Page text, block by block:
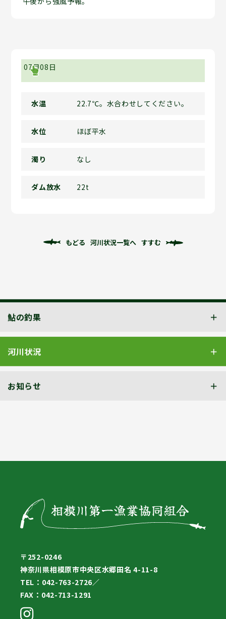
07月08日
水温 22.7℃。水合わせしてください。
水位 ほぼ平水
濁り なし
ダム放水 22t
もどる 河川状況一覧へ すすむ
鮎の釣果
河川状況
お知らせ
〒252-0246
神奈川県相模原市中央区水郷田名 4-11-8
TEL：042-763-2726／
FAX：042-713-1291